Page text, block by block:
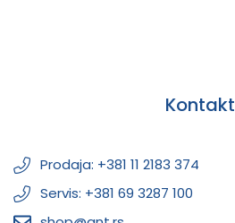
Kontakt
Prodaja: +381 11 2183 374
Servis: +381 69 3287 100